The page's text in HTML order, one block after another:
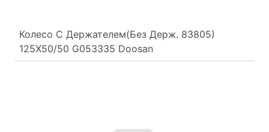
Колесо С Держателем(Без Держ. 83805)
125Х50/50 G053335 Doosan